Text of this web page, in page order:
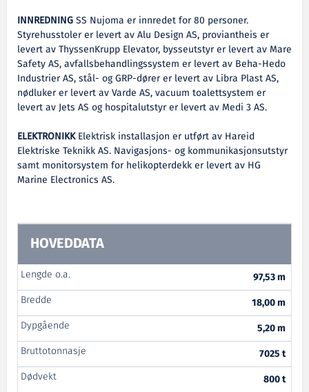
INNREDNINGSS Nujoma er innredet for 80 personer.
Styrehusstoler er levert av Alu Design AS, proviantheis er
levert av ThyssenKrupp Elevator, bysseutstyr er levert av Mare
Safety AS, avfallsbehandlingssystem er levert av Beha-Hedo
Industrier AS, stål- og GRP-dører er levert av Libra Plast AS,
nødluker er levert av Varde AS, vacuum toalettsystem er
levert av Jets AS og hospitalutstyr er levert av Medi 3 AS.
ELEKTRONIKKElektrisk installasjon er utført av Hareid
Elektriske Teknikk AS. Navigasjons- og kommunikasjonsutstyr
samt monitorsystem for helikopterdekk er levert av HG
Marine Electronics AS.
HOVEDDATA
Lengde o.a.
97,53 m
Bredde
18,00 m
Dypgående
5,20 m
Bruttotonnasje
7025 t
Dødvekt
800 t